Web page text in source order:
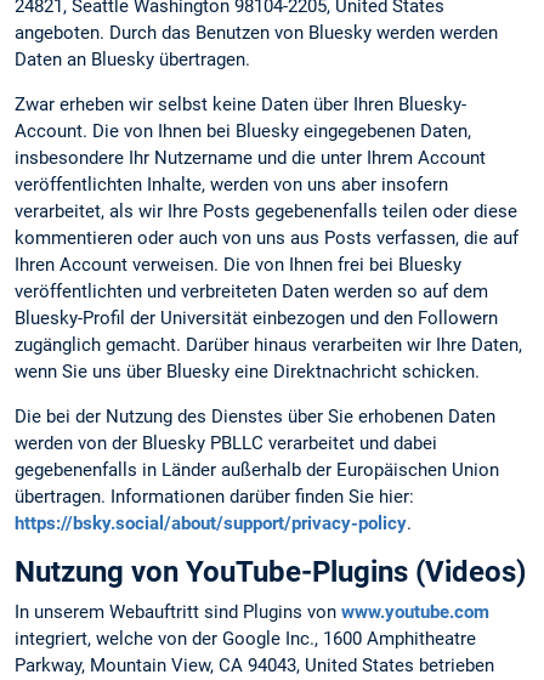
24821, Seattle Washington 98104-2205, United States
angeboten. Durch das Benutzen von Bluesky werden werden
Daten an Bluesky übertragen.
Zwar erheben wir selbst keine Daten über Ihren Bluesky-
Account. Die von Ihnen bei Bluesky eingegebenen Daten,
insbesondere Ihr Nutzername und die unter Ihrem Account
veröffentlichten Inhalte, werden von uns aber insofern
verarbeitet, als wir Ihre Posts gegebenenfalls teilen oder diese
kommentieren oder auch von uns aus Posts verfassen, die auf
Ihren Account verweisen. Die von Ihnen frei bei Bluesky
veröffentlichten und verbreiteten Daten werden so auf dem
Bluesky-Profil der Universität einbezogen und den Followern
zugänglich gemacht. Darüber hinaus verarbeiten wir Ihre Daten,
wenn Sie uns über Bluesky eine Direktnachricht schicken.
Die bei der Nutzung des Dienstes über Sie erhobenen Daten
werden von der Bluesky PBLLC verarbeitet und dabei
gegebenenfalls in Länder außerhalb der Europäischen Union
übertragen. Informationen darüber finden Sie hier:
https://bsky.social/about/support/privacy-policy.
Nutzung von YouTube-Plugins (Videos)
In unserem Webauftritt sind Plugins von www.youtube.com
integriert, welche von der Google Inc., 1600 Amphitheatre
Parkway, Mountain View, CA 94043, United States betrieben